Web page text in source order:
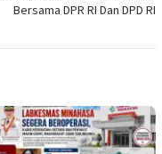
Bersama DPR RI Dan DPD RI